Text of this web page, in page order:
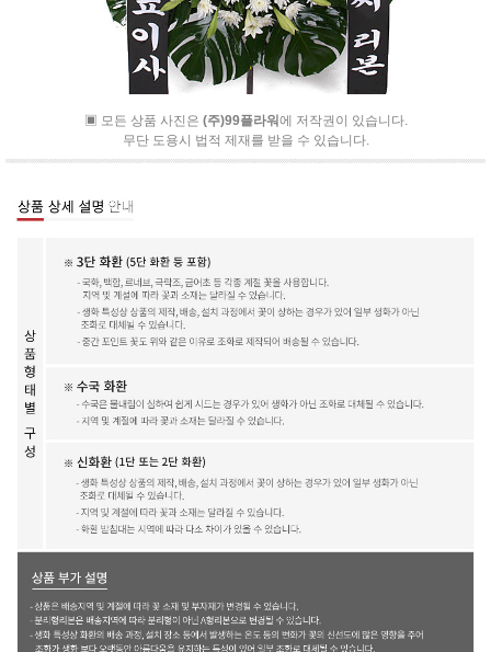
▣ 모든 상품 사진은 (주)99플라워에 저작권이 있습니다.
무단 도용시 법적 제재를 받을 수 있습니다.